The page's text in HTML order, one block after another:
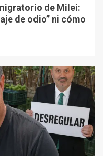
de Milei:
de odio” ni cómo